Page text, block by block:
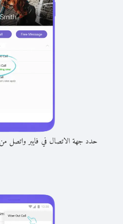
حدد جهة الاتصال في فايبر واتصل من